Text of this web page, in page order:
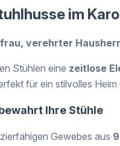
im
verehrter
Stühlen eine zeitlose
für ein stilvolles
Ihre Stühle
Gewebes aus